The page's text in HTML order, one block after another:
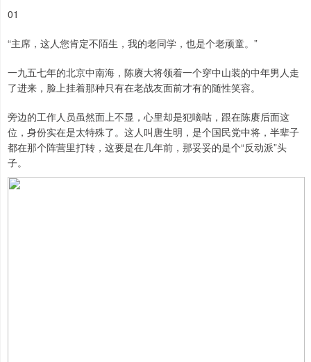
01
“主席，这人您肯定不陌生，我的老同学，也是个老顽童。”
一九五七年的北京中南海，陈赓大将领着一个穿中山装的中年男人走
了进来，脸上挂着那种只有在老战友面前才有的随性笑容。
旁边的工作人员虽然面上不显，心里却是犯嘀咕，跟在陈赓后面这
位，身份实在是太特殊了。这人叫唐生明，是个国民党中将，半辈子
都在那个阵营里打转，这要是在几年前，那妥妥的是个“反动派”头
子。